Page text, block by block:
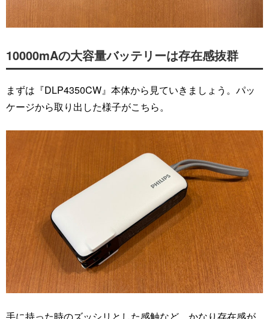
10000mAの大容量バッテリーは存在感抜群
まずは『DLP4350CW』本体から見ていきましょう。パッ
ケージから取り出した様子がこちら。